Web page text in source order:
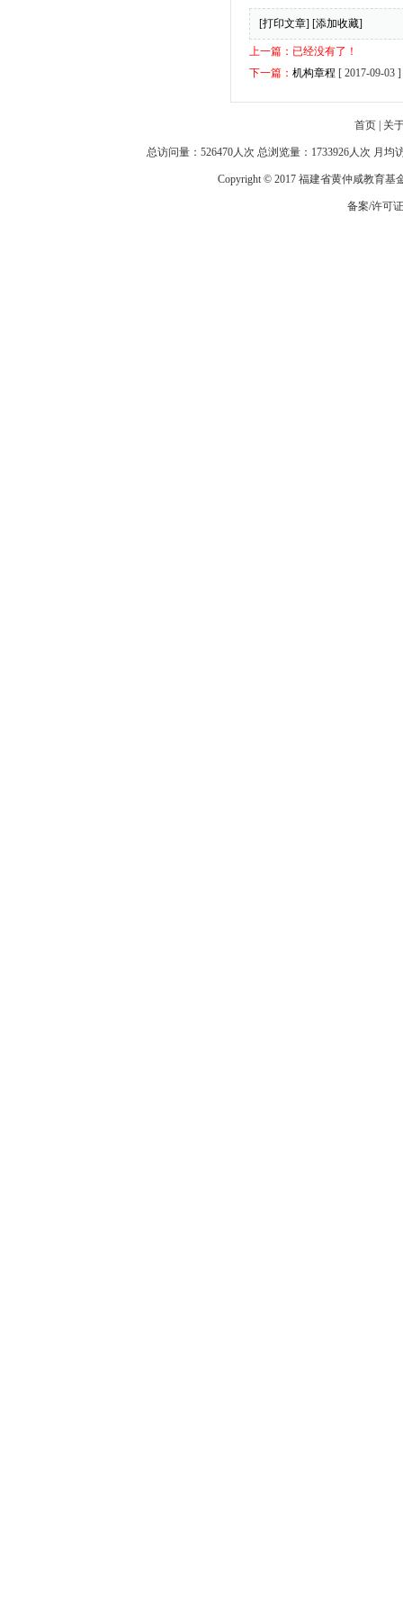
[打印文章] [添加收藏]
上一篇：已经没有了！
下一篇： 机构章程 [ 2017-09-03 ]
首页 关
总访问量：526470人次 总浏览量：1733926人次 月
Copyright © 2017 福建省黄仲咸教育基
备案/许可